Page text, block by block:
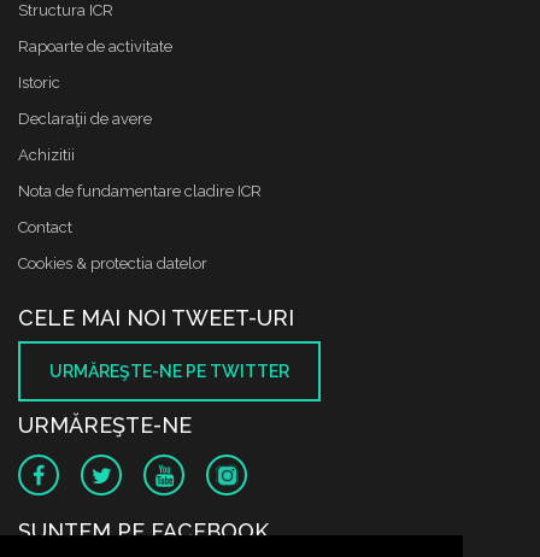
Structura ICR
Rapoarte de activitate
Istoric
Declaraţii de avere
Achizitii
Nota de fundamentare cladire ICR
Contact
Cookies & protectia datelor
CELE MAI NOI TWEET-URI
URMĂREŞTE-NE PE TWITTER
URMĂREŞTE-NE
SUNTEM PE FACEBOOK